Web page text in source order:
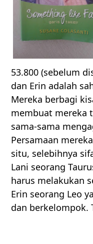
53.800 (sebelum
dan Erin adalah
Mereka berbagi
membuat mereka
sama-sama
Persamaan
situ, selebihnya
Lani seorang
harus melakukan
Erin seorang Leo
dan berkelompok.